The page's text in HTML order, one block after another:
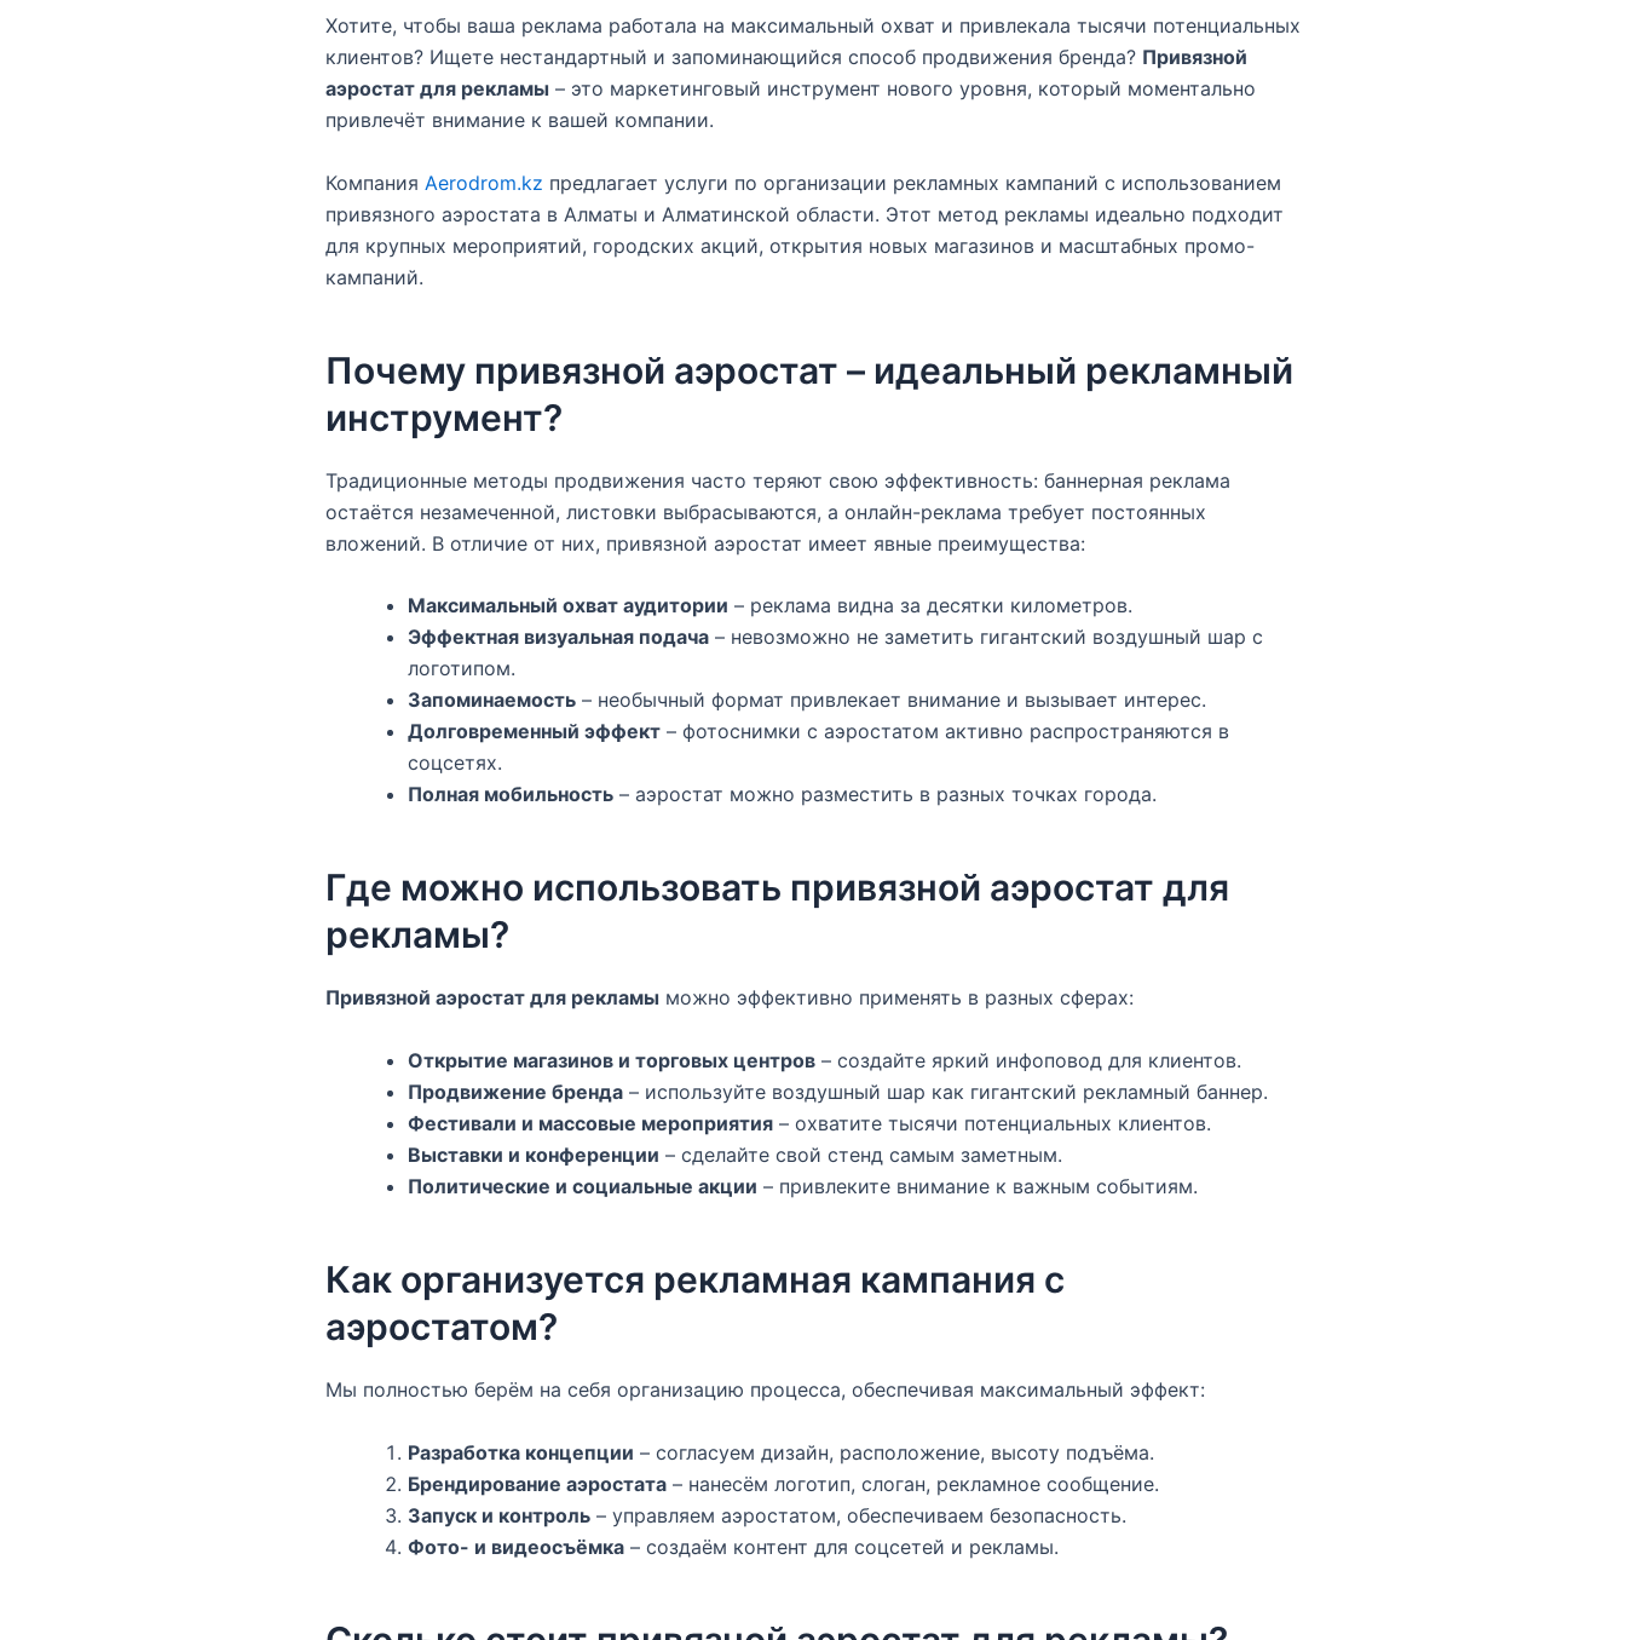
Хотите, чтобы ваша реклама работала на максимальный охват и привлекала тысячи потенциальных
клиентов? Ищете нестандартный и запоминающийся способ продвижения бренда? Привязной
аэростат для рекламы – это маркетинговый инструмент нового уровня, который моментально
привлечёт внимание к вашей компании.
Компания Aerodrom.kz предлагает услуги по организации рекламных кампаний с использованием
привязного аэростата в Алматы и Алматинской области. Этот метод рекламы идеально подходит
для крупных мероприятий, городских акций, открытия новых магазинов и масштабных промо-
кампаний.
Почему привязной аэростат – идеальный рекламный
инструмент?
Традиционные методы продвижения часто теряют свою эффективность: баннерная реклама
остаётся незамеченной, листовки выбрасываются, а онлайн-реклама требует постоянных
вложений. В отличие от них, привязной аэростат имеет явные преимущества:
Максимальный охват аудитории – реклама видна за десятки километров.
Эффектная визуальная подача– невозможно не заметить гигантский воздушный шар с
логотипом.
Запоминаемость– необычный формат привлекает внимание и вызывает интерес.
Долговременный эффект– фотоснимки с аэростатом активно распространяются в
соцсетях.
Полная мобильность– аэростат можно разместить в разных точках города.
Где можно использовать привязной аэростат для
рекламы?
Привязной аэростат для рекламы можно эффективно применять в разных сферах:
Открытие магазинов и торговых центров– создайте яркий инфоповод для клиентов.
Продвижение бренда– используйте воздушный шар как гигантский рекламный баннер.
Фестивали и массовые мероприятия– охватите тысячи потенциальных клиентов.
Выставки и конференции – сделайте свой стенд самым заметным.
Политические и социальные акции – привлеките внимание к важным событиям.
Как организуется рекламная кампания с
аэростатом?
Мы полностью берём на себя организацию процесса, обеспечивая максимальный эффект:
Разработка концепции – согласуем дизайн, расположение, высоту подъёма.
Брендирование аэростата– нанесём логотип, слоган, рекламное сообщение.
Запуск и контроль– управляем аэростатом, обеспечиваем безопасность.
Фото- и видеосъёмка– создаём контент для соцсетей и рекламы.